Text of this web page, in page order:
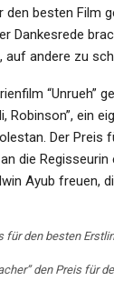
besten Film
Dankesrede
auf andere zu
“Unrueh”
Robinson”, ein
Der Preis
die
Ayub freuen,
für den besten
den Preis für